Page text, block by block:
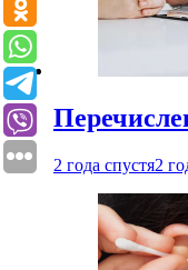
2 года спустя2